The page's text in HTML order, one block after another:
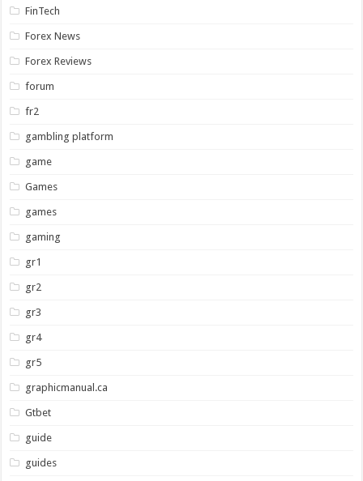
FinTech
Forex News
Forex Reviews
forum
fr2
gambling platform
game
Games
games
gaming
gr1
gr2
gr3
gr4
gr5
graphicmanual.ca
Gtbet
guide
guides